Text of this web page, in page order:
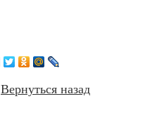
Вернуться назад